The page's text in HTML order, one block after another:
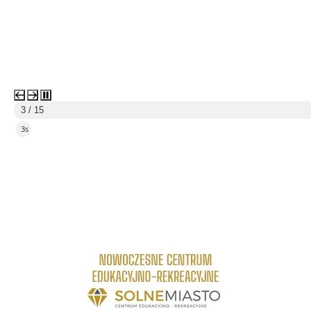
3 / 15
1s
link do strony Centrum Edukacyjno Rekreacyjne